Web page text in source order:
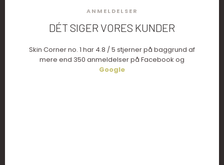
ANMELDELSER
DÉT SIGER VORES KUNDER
​Skin Corner no. 1 har 4.8 / 5 stjerner på baggrund af
mere end 350 anmeldelser på Facebook og
Google